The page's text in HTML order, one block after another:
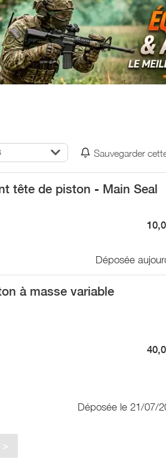
Sauvegarder
tête de piston - Main Seal
Déposée
à masse variable
Déposée le 21/07/
>